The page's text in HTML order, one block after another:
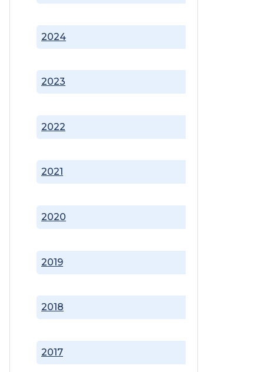
2017
2018
2019
2020
2021
2022
2023
2024